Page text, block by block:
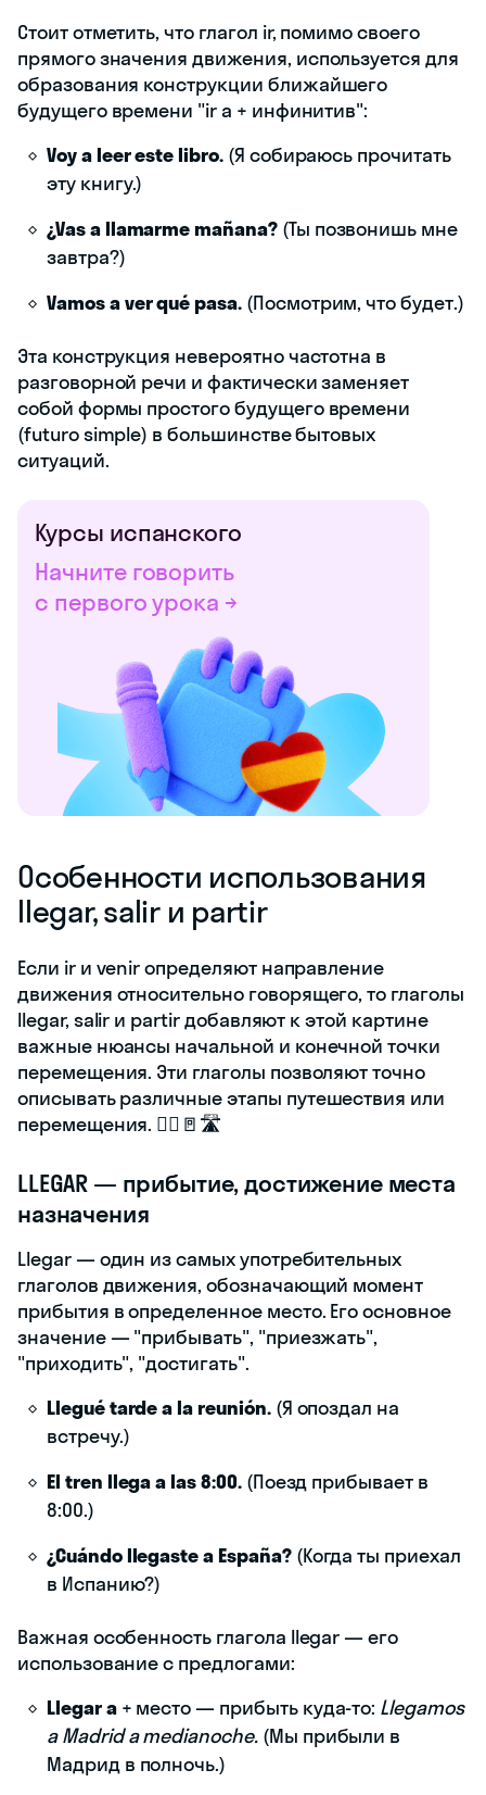
Стоит отметить, что глагол ir, помимо своего
прямого значения движения, используется для
образования конструкции ближайшего
будущего времени "ir a + инфинитив":
Voy a leer este libro.(Я собираюсь прочитать
эту книгу.)
¿Vas a llamarme mañana?(Ты позвонишь мне
завтра?)
Vamos a ver qué pasa.(Посмотрим, что будет.)
Эта конструкция невероятно частотна в
разговорной речи и фактически заменяет
собой формы простого будущего времени
(futuro simple) в большинстве бытовых
ситуаций.
Курсы испанского
Начните говорить
с первого урока →
Особенности использования
llegar, salir и partir
Если ir и venir определяют направление
движения относительно говорящего, то глаголы
llegar, salir и partir добавляют к этой картине
важные нюансы начальной и конечной точки
перемещения. Эти глаголы позволяют точно
описывать различные этапы путешествия или
перемещения. 🚶‍♀️🚪🛣️
LLEGAR — прибытие, достижение места
назначения
Llegar — один из самых употребительных
глаголов движения, обозначающий момент
прибытия в определенное место. Его основное
значение — "прибывать", "приезжать",
"приходить", "достигать".
Llegué tarde a la reunión.(Я опоздал на
встречу.)
El tren llega a las 8:00.(Поезд прибывает в
8:00.)
¿Cuándo llegaste a España?(Когда ты приехал
в Испанию?)
Важная особенность глагола llegar — его
использование с предлогами:
Llegar a+ место — прибыть куда-то: Llegamos
a Madrid a medianoche.(Мы прибыли в
Мадрид в полночь.)